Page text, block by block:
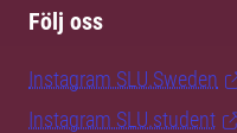
Följ oss
Instagram SLU.Sweden
Instagram SLU.student